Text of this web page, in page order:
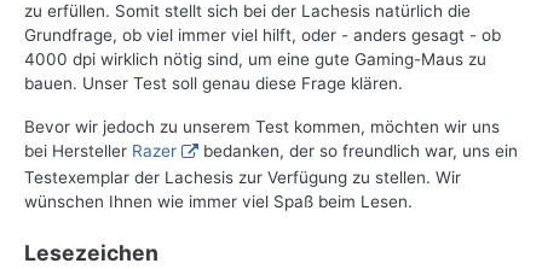
zu erfüllen. Somit stellt sich bei der Lachesis natürlich die
Grundfrage, ob viel immer viel hilft, oder - anders gesagt - ob
4000 dpi wirklich nötig sind, um eine gute Gaming-Maus zu
bauen. Unser Test soll genau diese Frage klären.
Bevor wir jedoch zu unserem Test kommen, möchten wir uns
bei Hersteller Razer
bedanken, der so freundlich war, uns ein
Testexemplar der Lachesis zur Verfügung zu stellen. Wir
wünschen Ihnen wie immer viel Spaß beim Lesen.
Lesezeichen